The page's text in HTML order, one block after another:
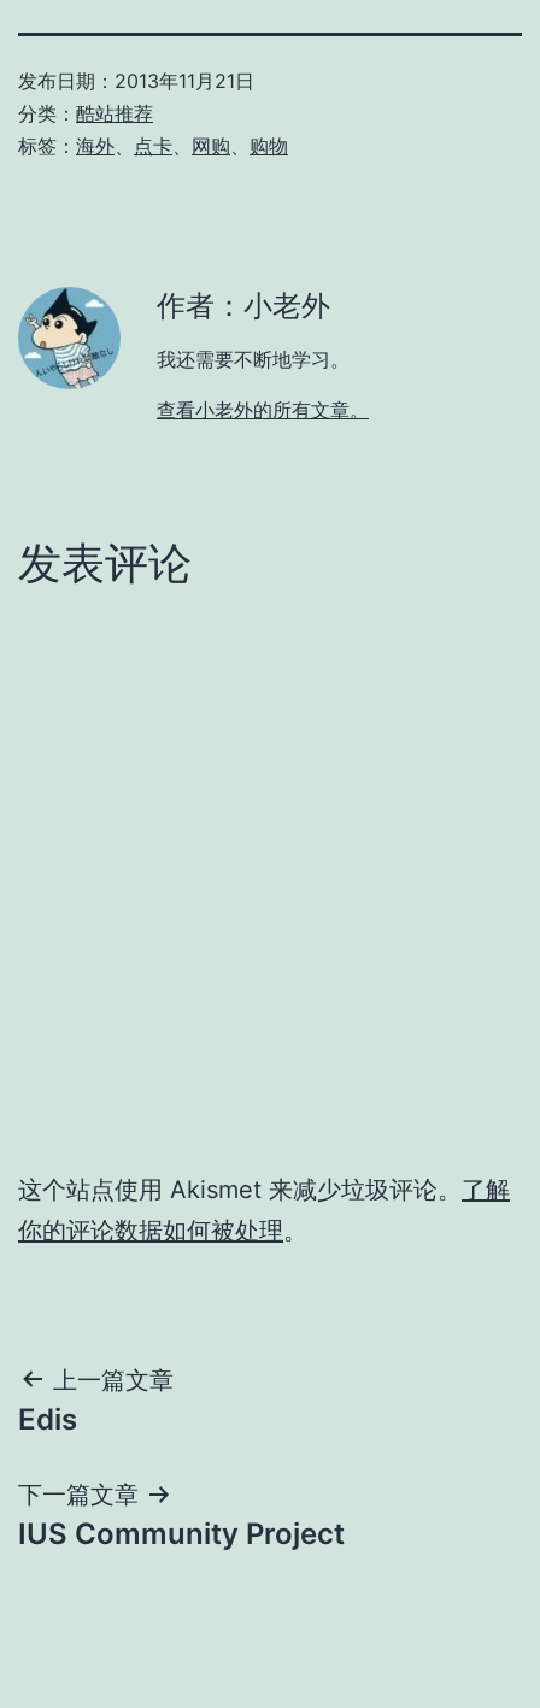
发布日期： 2013年11月21日
分类： 酷站推荐
标签： 海外 点卡 网购 购物
作者：小老外
我还需要不断地学习。
查看小老外的所有文章。
发表评论
这个站点使用 Akismet 来减少垃圾评论。 了解
你的评论数据如何被处理。
文
章
导
航
上一篇文章
Edis
下一篇文章
IUS Community Project